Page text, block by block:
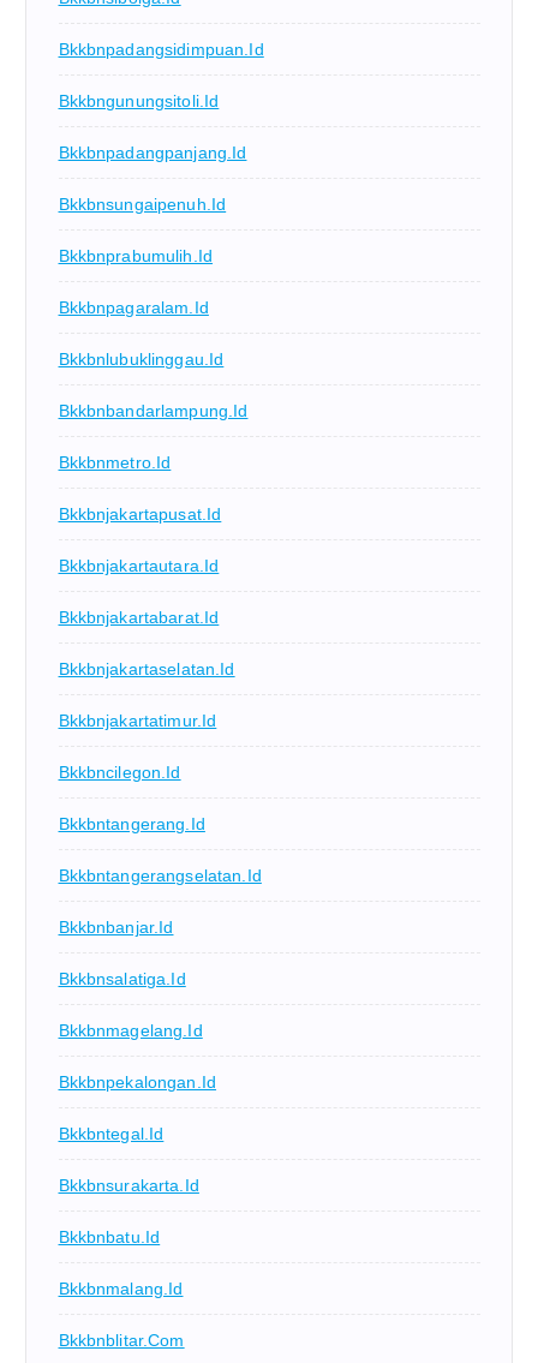
Bkkbnpadangsidimpuan.id
Bkkbngunungsitoli.id
Bkkbnpadangpanjang.id
Bkkbnsungaipenuh.id
Bkkbnprabumulih.id
Bkkbnpagaralam.id
Bkkbnlubuklinggau.id
Bkkbnbandarlampung.id
Bkkbnmetro.id
Bkkbnjakartapusat.id
Bkkbnjakartautara.id
Bkkbnjakartabarat.id
Bkkbnjakartaselatan.id
Bkkbnjakartatimur.id
Bkkbncilegon.id
Bkkbntangerang.id
Bkkbntangerangselatan.id
Bkkbnbanjar.id
Bkkbnsalatiga.id
Bkkbnmagelang.id
Bkkbnpekalongan.id
Bkkbntegal.id
Bkkbnsurakarta.id
Bkkbnbatu.id
Bkkbnmalang.id
Bkkbnblitar.com